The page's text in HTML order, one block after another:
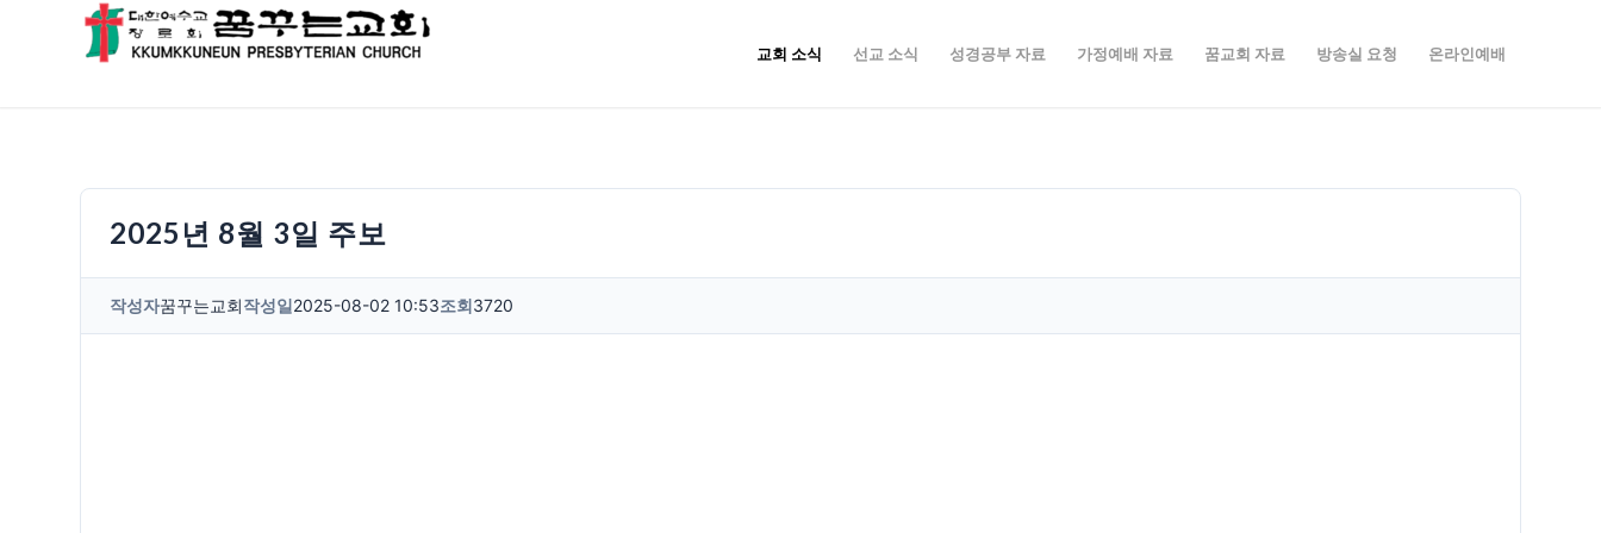
교회 소식 선교 소식 성경공부 자료 가정예배 자료 꿈교회 자료 방송실 요청 온라인예배
2025년 8월 3일 주보
작성자꿈꾸는교회작성일2025-08-02 10:53조회3720